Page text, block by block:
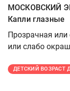
МОСКОВСКИЙ
Капли глазные
Прозрачная или
или слабо
ДЕТСКИЙ ВОЗРАСТ